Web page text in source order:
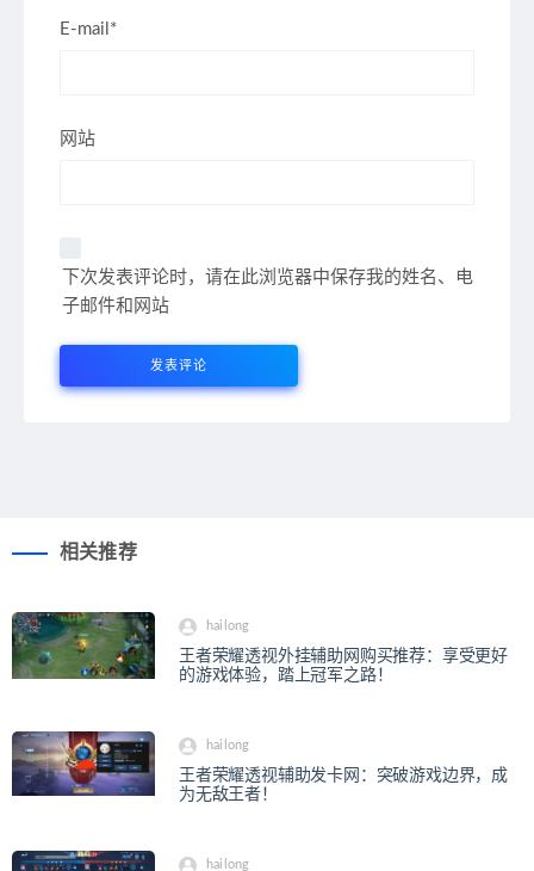
E-mail*
网站
下次发表评论时，请在此浏览器中保存我的姓名、电
子邮件和网站
相关推荐
hailong
王者荣耀透视外挂辅助网购买推荐：享受更好
的游戏体验，踏上冠军之路！
hailong
王者荣耀透视辅助发卡网：突破游戏边界，成
为无敌王者！
hailong